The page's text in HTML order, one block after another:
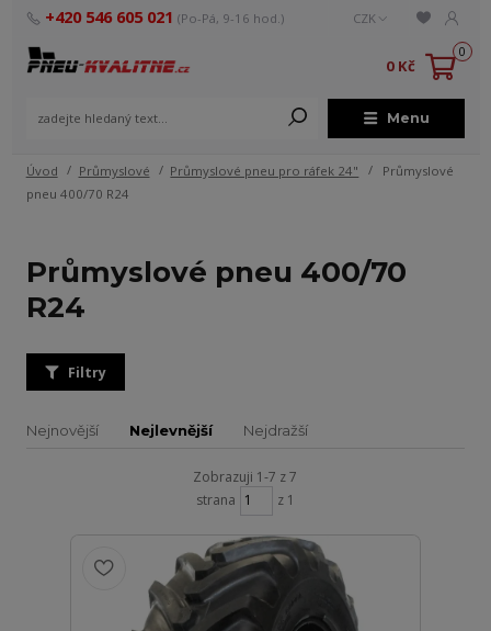
Menu
CZK
+420 546 605 021 (Po-Pá, 9-16 hod.)
0
0 Kč
Úvod Průmyslové Průmyslové pneu pro ráfek 24"
Průmyslové
pneu 400/70 R24
Průmyslové pneu 400/70
R24
Filtry
Nejnovější Nejlevnější Nejdražší
Zobrazuji 1-7 z 7
strana
z 1